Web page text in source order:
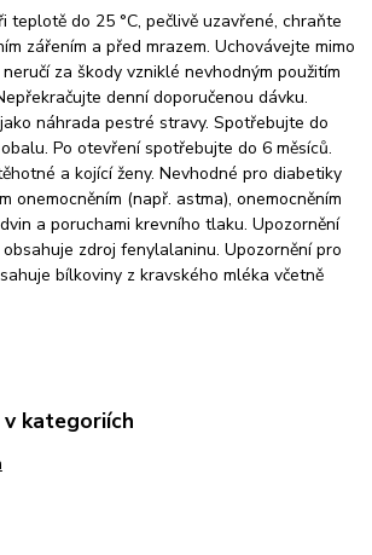
teplotě do 25 °C, pečlivě uzavřené, chraňte
zářením a před mrazem. Uchovávejte mimo
za škody vzniklé nevhodným použitím
denní doporučenou dávku.
náhrada pestré stravy. Spotřebujte do
Po otevření spotřebujte do 6 měsíců.
a kojící ženy. Nevhodné pro diabetiky
onemocněním (např. astma), onemocněním
a poruchami krevního tlaku. Upozornění
zdroj fenylalaninu. Upozornění pro
bílkoviny z kravského mléka včetně
kategoriích